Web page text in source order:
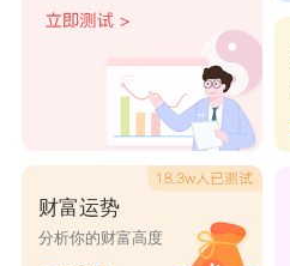
又姓。
又通作又。《礼·王制》王
宥取名跟什么字配
宥炅
宥益 勋宥 澄宥
财富运势
分析你的财富高度